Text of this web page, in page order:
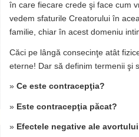
în care fiecare crede şi face cum
vedem sfaturile Creatorului în
familie, chiar în acest domeniu
Căci pe lângă consecinţe atât
eterne! Dar să definim termenii şi
» Ce este contracepţia?
» Este contracepţia păcat?
» Efectele negative ale avortului